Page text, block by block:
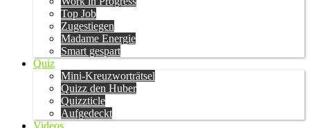
Top Job
Zugestiegen
Madame Energie
Smart gespart
Quiz
Mini-Kreuzworträtsel
Quizz den Huber
Quizzticle
Aufgedeckt
Videos